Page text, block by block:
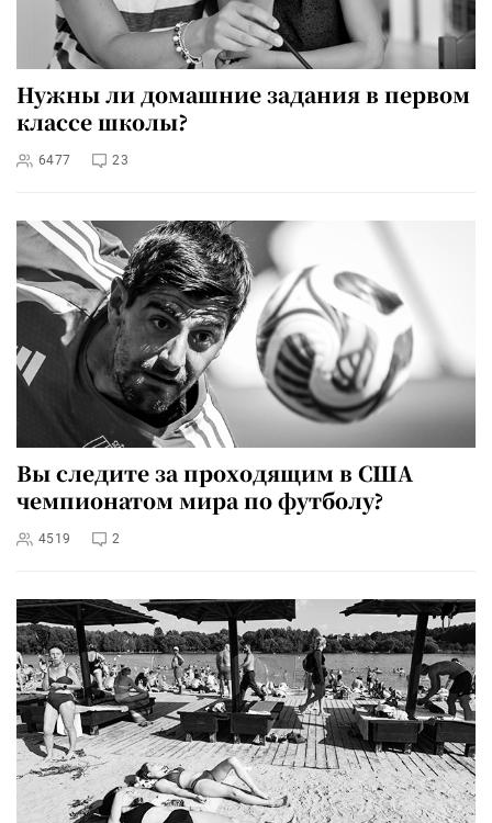
Нужны ли домашние задания в первом
классе школы?
6477 23
Вы следите за проходящим в США
чемпионатом мира по футболу?
4519 2